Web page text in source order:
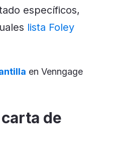
específicos,
lista Foley
en Venngage
de